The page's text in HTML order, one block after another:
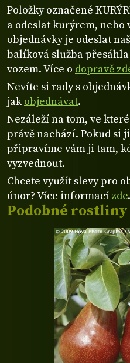
Podobné rostliny
Položky označené
a odeslat kurýrem, nebo
objednávky je odeslat
balíková služba
vozem. Více o dopravě
Nevíte si rady s
jakobjednávat.
Nezáleží na tom, ve
právě nachází. Pokud si
připravíme vám ji tam,
vyzvednout.
Chcete využít slevy pro
únor? Více informací zde.